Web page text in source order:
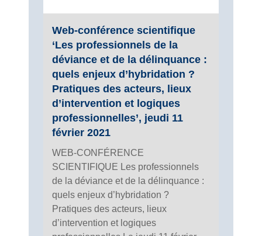
Web-conférence scientifique
‘Les professionnels de la
déviance et de la délinquance :
quels enjeux d’hybridation ?
Pratiques des acteurs, lieux
d’intervention et logiques
professionnelles’, jeudi 11
février 2021
WEB-CONFÉRENCE
SCIENTIFIQUE Les professionnels
de la déviance et de la délinquance :
quels enjeux d’hybridation ?
Pratiques des acteurs, lieux
d’intervention et logiques